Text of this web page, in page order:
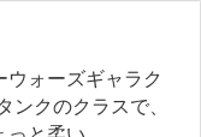
ォーズギャラク
クのクラスで、